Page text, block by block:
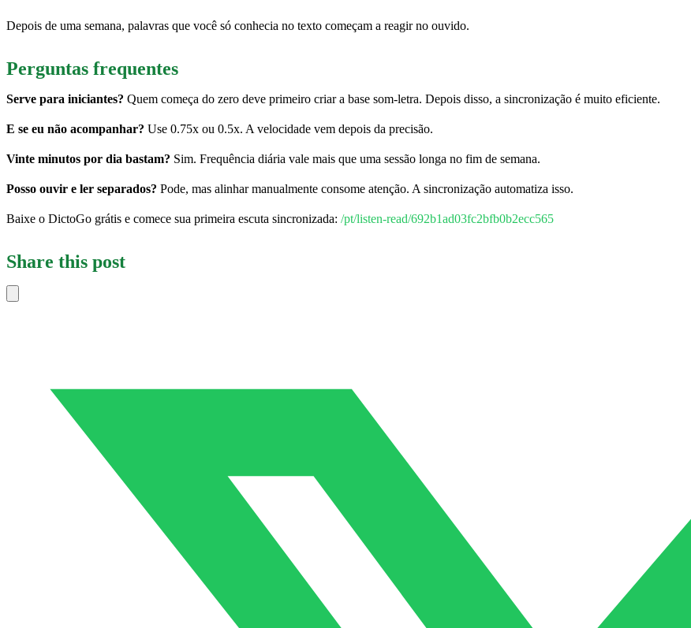
Depois de uma semana, palavras que você só conhecia no texto começam a reagir no ouvido.
Perguntas frequentes
Serve para iniciantes? Quem começa do zero deve primeiro criar a base som-letra. Depois disso, a sincronização é muito eficiente.
E se eu não acompanhar? Use 0.75x ou 0.5x. A velocidade vem depois da precisão.
Vinte minutos por dia bastam? Sim. Frequência diária vale mais que uma sessão longa no fim de semana.
Posso ouvir e ler separados? Pode, mas alinhar manualmente consome atenção. A sincronização automatiza isso.
Baixe o DictoGo grátis e comece sua primeira escuta sincronizada: /pt/listen-read/692b1ad03fc2bfb0b2ecc565
Share this post